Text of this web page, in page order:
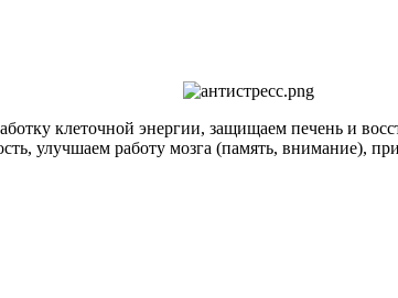
клеточной энергии, защищаем печень и
улучшаем работу мозга (память, внимание),